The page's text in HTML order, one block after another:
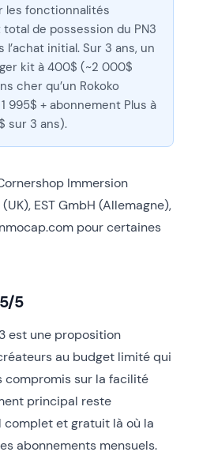
les fonctionnalités
de possession du PN3
initial. Sur 3 ans, un
kit à 400$ (~2 000$
cher qu’un Rokoko
995$ + abonnement Plus à
sur 3 ans).
Immersion
EST GmbH (Allemagne),
pour certaines
5
est une proposition
au budget limité qui
sur la facilité
principal reste
et gratuit là où la
abonnements mensuels.